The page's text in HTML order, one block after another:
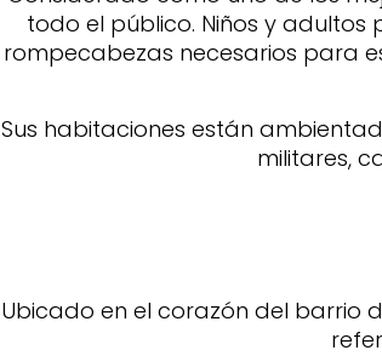
todo el público. Niños y adultos
rompecabezas necesarios para
Sus habitaciones están
militares,
Ubicado en el corazón del barrio